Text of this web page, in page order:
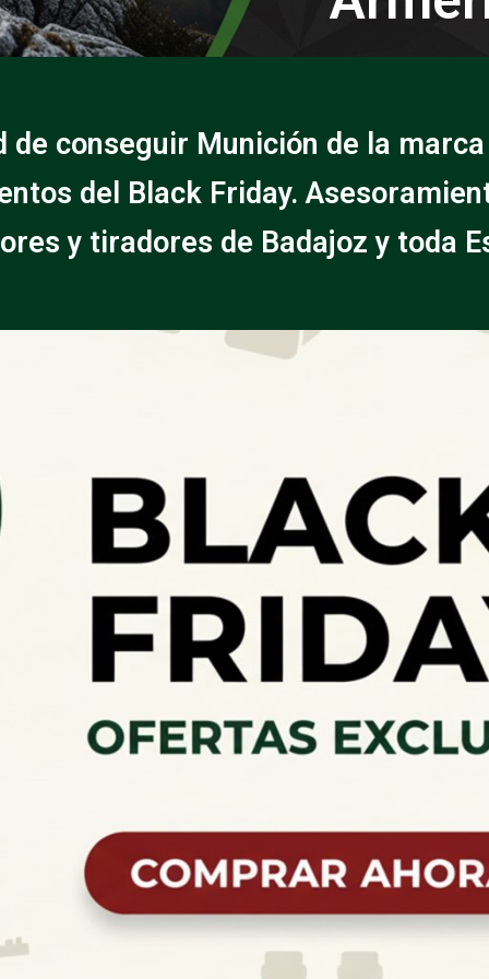
de conseguir Munición de la
del Black Friday.
y tiradores de Badajoz y toda